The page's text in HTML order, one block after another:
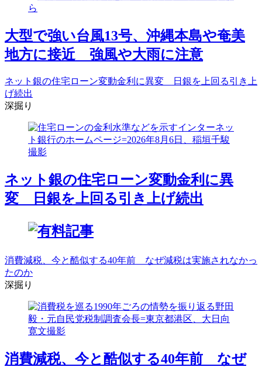
大型で強い台風13号、沖縄本島や奄美
地方に接近 強風や大雨に注意
ネット銀の住宅ローン変動金利に異変 日銀を上回る引き上
げ続出
深掘り
ネット銀の住宅ローン変動金利に異
変 日銀を上回る引き上げ続出
消費減税、今と酷似する40年前 なぜ減税は実施されなかっ
たのか
深掘り
消費減税、今と酷似する40年前 なぜ